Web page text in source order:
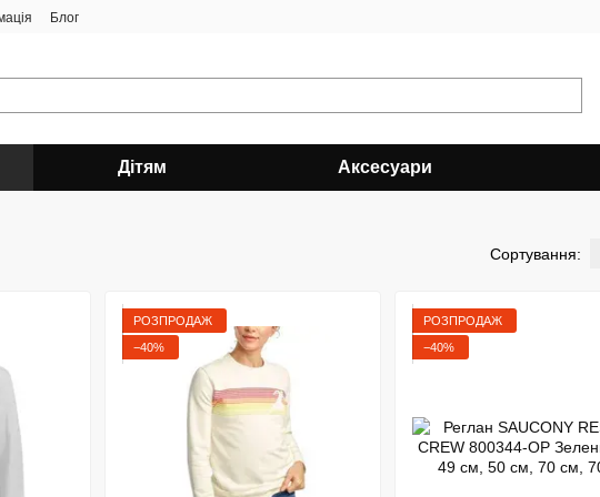
Блог
Дітям Аксесуари
Сортування:
РОЗПРОДАЖ
−40%
РОЗПРОДАЖ
−40%